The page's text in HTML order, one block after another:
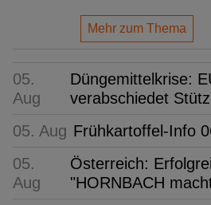
Mehr zum Thema
05.
Aug
Düngemittelkrise:
verabschiedet
05. Aug Frühkartoffel-Info
05.
Aug
Österreich:
"HORNBACH